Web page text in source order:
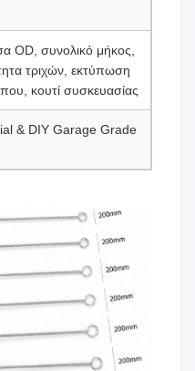
OD, συνολικό μήκος,
τριχών, εκτύπωση
κουτί συσκευασίας
& DIY Garage Grade